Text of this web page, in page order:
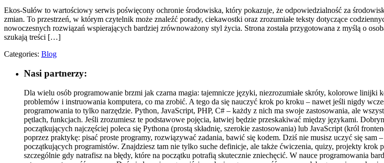
Ekos-Sułów to wartościowy serwis poświęcony ochronie środowiska, który pokazuje, że odpowiedzialność za
zmian. To przestrzeń, w którym czytelnik może znaleźć porady, ciekawostki oraz zrozumiałe teksty dotyczące
nowoczesnych rozwiązań wspierających bardziej zrównoważony styl życia. Strona została przygotowana z myślą o
szukają treści […]
Categories: Blog
Nasi partnerzy:
Dla wielu osób programowanie brzmi jak czarna magia: tajemnicze języki, niezrozumiałe skróty, kolorowe
problemów i instruowania komputera, co ma zrobić. A tego da się nauczyć krok po kroku – nawet jeśli nigdy
programowania to tylko narzędzie. Python, JavaScript, PHP, C# – każdy z nich ma swoje zastosowania, ale
pętlach, funkcjach. Jeśli zrozumiesz te podstawowe pojęcia, łatwiej będzie przeskakiwać między językami.
początkujących najczęściej poleca się Pythona (prostą składnię, szerokie zastosowania) lub JavaScript (król
poprzez praktykę: pisać proste programy, rozwiązywać zadania, bawić się kodem. Dziś nie musisz uczyć się sam
początkujących programistów. Znajdziesz tam nie tylko suche definicje, ale także ćwiczenia, quizy, projekty krok
szczególnie gdy natrafisz na błędy, które na początku potrafią skutecznie zniechęcić. W nauce programowania